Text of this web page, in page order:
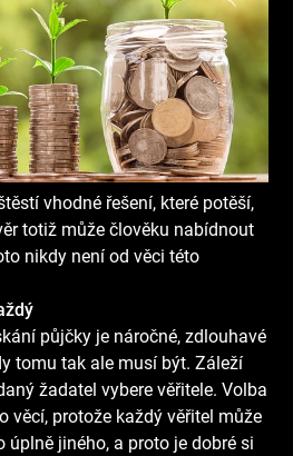
vhodné řešení, které potěší,
totiž může člověku nabídnout
nikdy není od věci této
půjčky je náročné, zdlouhavé
tomu tak ale musí být. Záleží
žadatel vybere věřitele. Volba
věcí, protože každý věřitel může
úplně jiného, a proto je dobré si